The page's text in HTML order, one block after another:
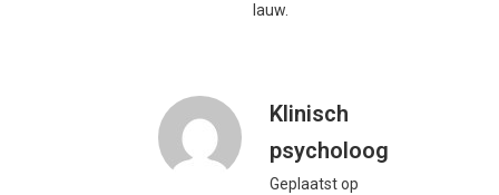
lauw.
Klinisch
psycholoog
Geplaatst op